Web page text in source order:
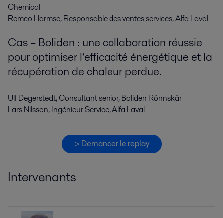
Chemical
Remco Harmse, Responsable des ventes services, Alfa Laval
Cas – Boliden : une collaboration réussie
pour optimiser l’efficacité énergétique et la
récupération de chaleur perdue.
Ulf Degerstedt, Consultant senior, Boliden Rönnskär
Lars Nilsson, Ingénieur Service, Alfa Laval
> Demander le replay
Intervenants